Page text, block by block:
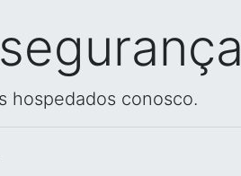
hospedados conosco.